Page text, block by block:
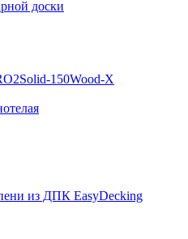
доски
Solid-150Wood-X
из ДПК EasyDecking